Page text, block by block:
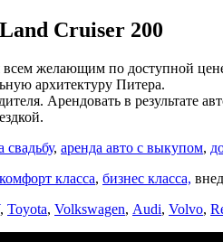
Cruiser 200
желающим по доступной
архитектуру Питера.
Арендовать в результате
свадьбу, аренда авто с выкупом,
комфорт класса, бизнес класса,
, Toyota, Volkswagen, Audi, Volvo,